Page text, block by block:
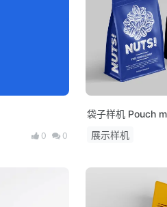
0 0
袋子样机 Pouch
展示样机